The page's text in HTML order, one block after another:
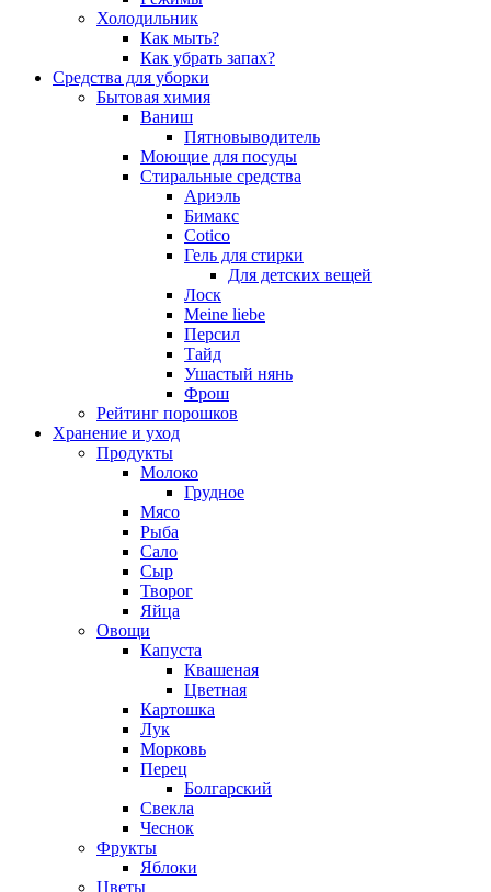
Холодильник
Как мыть?
Как убрать запах?
Средства для уборки
Бытовая химия
Ваниш
Пятновыводитель
Моющие для посуды
Стиральные средства
Ариэль
Бимакс
Cotico
Гель для стирки
Для детских вещей
Лоск
Meine liebe
Персил
Тайд
Ушастый нянь
Фрош
Рейтинг порошков
Хранение и уход
Продукты
Молоко
Грудное
Мясо
Рыба
Сало
Сыр
Творог
Яйца
Овощи
Капуста
Квашеная
Цветная
Картошка
Лук
Морковь
Перец
Болгарский
Свекла
Чеснок
Фрукты
Яблоки
Цветы